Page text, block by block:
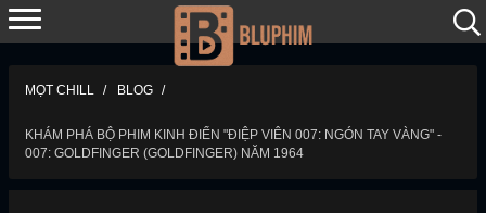
MỌT CHILL BLOG
KHÁM PHÁ BỘ PHIM KINH ĐIỂN "ĐIỆP VIÊN 007: NGÓN TAY VÀNG" -
007: GOLDFINGER (GOLDFINGER) NĂM 1964